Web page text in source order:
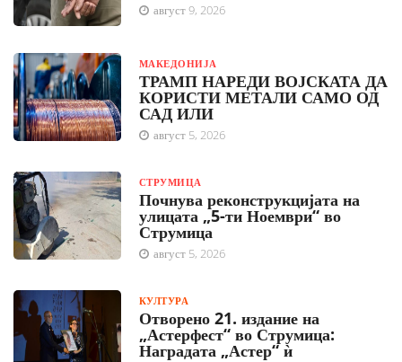
август 9, 2026
МАКЕДОНИЈА
ТРАМП НАРЕДИ ВОЈСКАТА ДА
КОРИСТИ МЕТАЛИ САМО ОД
САД ИЛИ
август 5, 2026
СТРУМИЦА
Почнува реконструкцијата на
улицата „5-ти Ноември“ во
Струмица
август 5, 2026
КУЛТУРА
Отворено 21. издание на
„Астерфест“ во Струмица:
Наградата „Астер“ ѝ